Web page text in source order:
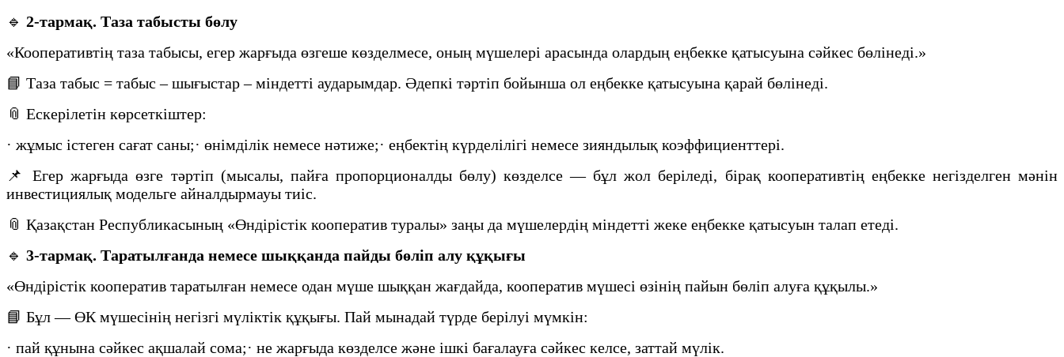
🔹 2-тармақ. Таза табысты бөлу
«Кооперативтің таза табысы, егер жарғыда өзгеше көзделмесе, оның мүшелері арасында олардың еңбекке қатысуына сәйкес бөлінеді.»
📘 Таза табыс = табыс – шығыстар – міндетті аударымдар. Әдепкі тәртіп бойынша ол еңбекке қатысуына қарай бөлінеді.
📎 Ескерілетін көрсеткіштер:
· жұмыс істеген сағат саны;· өнімділік немесе нәтиже;· еңбектің күрделілігі немесе зияндылық коэффициенттері.
📌 Егер жарғыда өзге тәртіп (мысалы, пайға пропорционалды бөлу) көзделсе — бұл жол беріледі, бірақ кооперативтің еңбекке негізделген мәнін
инвестициялық модельге айналдырмауы тиіс.
📎 Қазақстан Республикасының «Өндірістік кооператив туралы» заңы да мүшелердің міндетті жеке еңбекке қатысуын талап етеді.
🔹 3-тармақ. Таратылғанда немесе шыққанда пайды бөліп алу құқығы
«Өндірістік кооператив таратылған немесе одан мүше шыққан жағдайда, кооператив мүшесі өзінің пайын бөліп алуға құқылы.»
📘 Бұл — ӨК мүшесінің негізгі мүліктік құқығы. Пай мынадай түрде берілуі мүмкін:
· пай құнына сәйкес ақшалай сома;· не жарғыда көзделсе және ішкі бағалауға сәйкес келсе, заттай мүлік.